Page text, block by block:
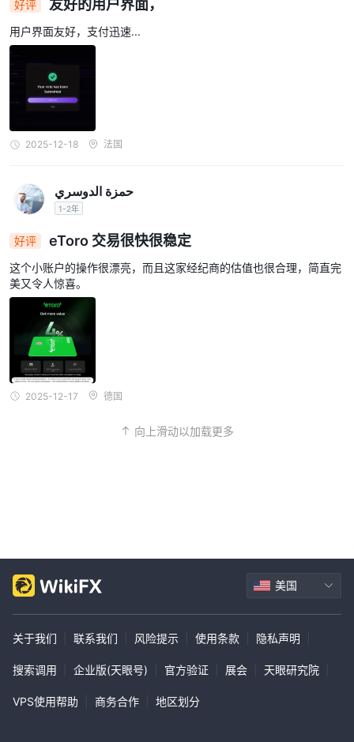
好评 友好的用户界面，
用户界面友好，支付迅速...
2025-12-18 法国
حمزة الدوسري
1-2年
好评 eToro 交易很快很稳定
这个小账户的操作很漂亮，而且这家经纪商的估值也很合理，简直完
美又令人惊喜。
2025-12-17 德国
向上滑动以加载更多
美国
关于我们 联系我们 风险提示 使用条款 隐私声明
搜索调用 企业版(天眼号) 官方验证 展会 天眼研究院
VPS使用帮助 商务合作 地区划分